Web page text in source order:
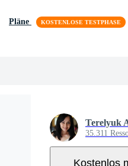
Pläne
Terelyuk
35.311
Kostenlos